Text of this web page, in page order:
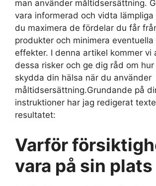
man använder måltidsersättning.
vara informerad och vidta
du maximera de fördelar du får
produkter och minimera eventuella
effekter. I denna artikel kommer vi
dessa risker och ge dig råd om
skydda din hälsa när du använder
måltidsersättning.Grundande på
instruktioner har jag redigerat
resultatet:
Varför
vara på sin plats